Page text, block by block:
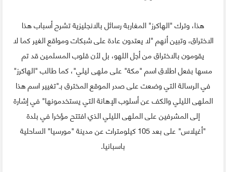
هذا، وترك "الهاكرز" المغاربة رسائل بالانجليزية تشرح أسباب هذا
الاختراق، وتبين أنهم "لا يعتدون عادة على شبكات ومواقع الغير كما لا
يقومون بالاختراق من أجل اللهو، بل لأن قلوب المسلمين قد تم
مسها بفعل اطلاق اسم "مكة" على ملهى ليلي"، كما طالب "الهاكرز"
في الرسالة التي وضعت على صدر الموقع المخترق بـ"تغيير اسم هذا
الملهى الليلي والكف عن أسلوب الإهانة التي يستخدمونها" في إشارة
إلى المشرفين على الملهى الليلي الذي افتتح مؤخرا في بلدة
"أغيلاس" على بعد 105 كيلومترات عن مدينة "مورسيا" الساحلية
باسبانيا.